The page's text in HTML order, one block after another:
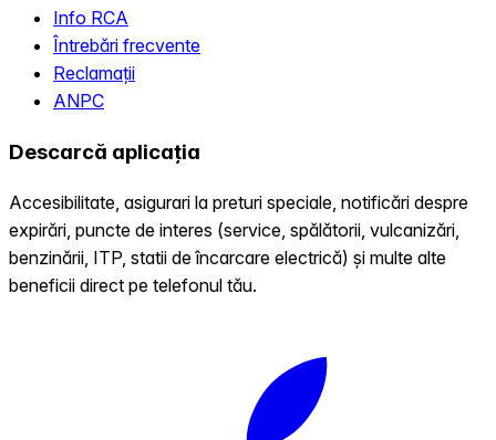
Info RCA
Întrebări frecvente
Reclamații
ANPC
Descarcă aplicația
Accesibilitate, asigurari la preturi speciale, notificări despre
expirări, puncte de interes (service, spălătorii, vulcanizări,
benzinării, ITP, statii de încarcare electrică) și multe alte
beneficii direct pe telefonul tău.